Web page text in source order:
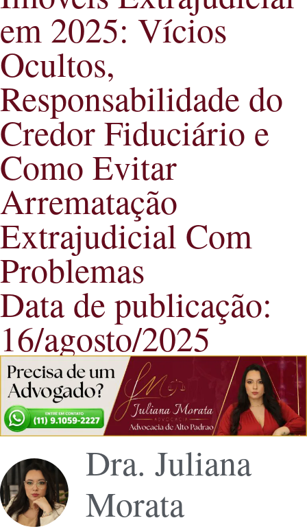
em 2025: Vícios
Ocultos,
Responsabilidade do
Credor Fiduciário e
Como Evitar
Arrematação
Extrajudicial Com
Problemas
Data de publicação:
16/agosto/2025
Dra. Juliana
Morata